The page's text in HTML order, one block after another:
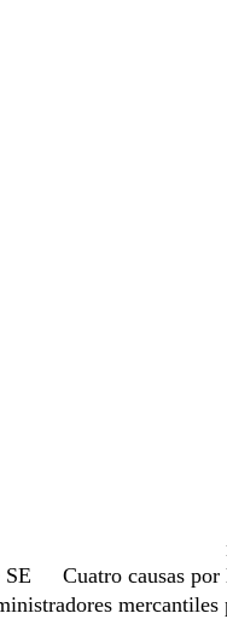
Cuatro causas por
mercantiles